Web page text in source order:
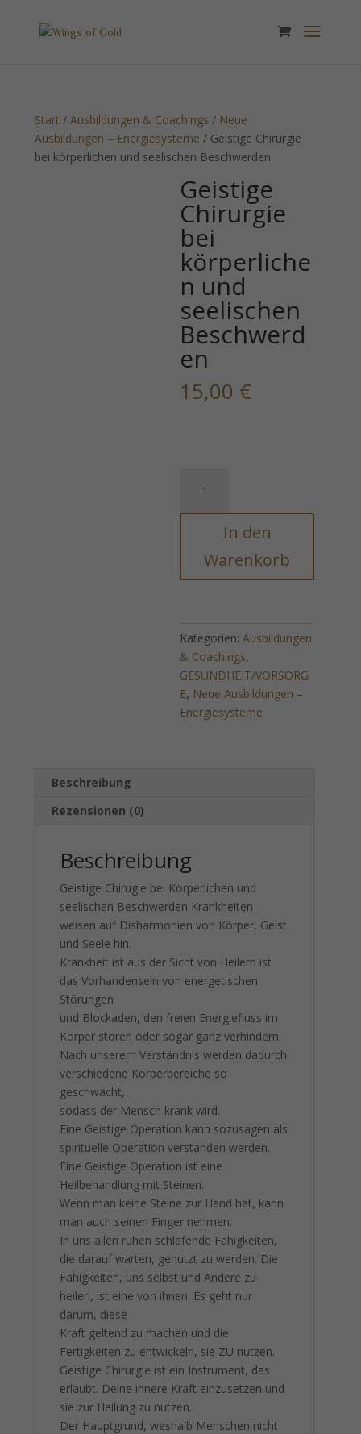
Start /Ausbildungen & Coachings / Neue
Ausbildungen – Energiesysteme / Geistige Chirurgie
bei körperlichen und seelischen Beschwerden
Geistige
Chirurgie
bei
körperliche
n und
seelischen
Beschwerd
en
15,00 €
Chirurgie
bei
körperlichen
seelischen
In den
Warenkorb
Kategorien:Ausbildungen
& Coachings,
GESUNDHEIT/VORSORG
E, Neue Ausbildungen –
Energiesysteme
Beschreibung
Rezensionen (0)
Beschreibung
Geistige Chirugie bei Körperlichen und
seelischen Beschwerden Krankheiten
weisen auf Disharmonien von Körper, Geist
und Seele hin.
Krankheit ist aus der Sicht von Heilern ist
das Vorhandensein von energetischen
Störungen
und Blockaden, den freien Energiefluss im
Körper stören oder sogar ganz verhindern.
Nach unserem Verständnis werden dadurch
verschiedene Körperbereiche so
geschwächt,
sodass der Mensch krank wird.
Eine Geistige Operation kann sozusagen als
spirituelle Operation verstanden werden.
Eine Geistige Operation ist eine
Heilbehandlung mit Steinen.
Wenn man keine Steine zur Hand hat, kann
man auch seinen Finger nehmen.
In uns allen ruhen schlafende Fähigkeiten,
die darauf warten, genutzt zu werden. Die
Fähigkeiten, uns selbst und Andere zu
heilen, ist eine von ihnen. Es geht nur
darum, diese
Kraft geltend zu machen und die
Fertigkeiten zu entwickeln, sie ZU nutzen.
Geistige Chirurgie ist ein Instrument, das
erlaubt. Deine innere Kraft einzusetzen und
sie zur Heilung zu nutzen.
Der Hauptgrund, weshalb Menschen nicht